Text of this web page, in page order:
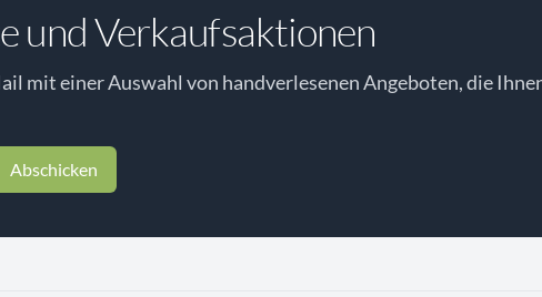
und Verkaufsaktionen
mit einer Auswahl von handverlesenen Angeboten, die
Abschicken